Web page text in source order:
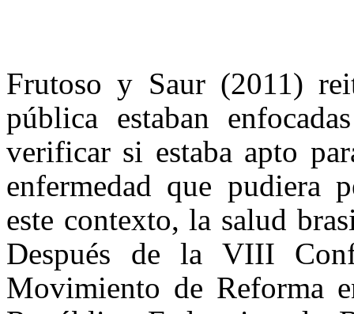
Frutoso y Saur (2011)
pública estaban
verificar si estaba apto
enfermedad que pudiera
este contexto, la salud
Después de la VIII
Movimiento de Reforma